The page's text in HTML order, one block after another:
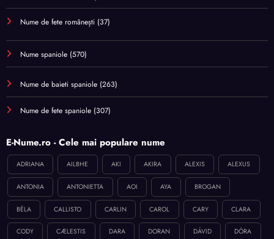
Nume de fete românești (37)
Nume spaniole (570)
Nume de baieti spaniole (263)
Nume de fete spaniole (307)
E-Nume.ro - Cele mai populare nume
ADRIANA AILBHE AKI AKIRA ALEXIS ALEXUS
ANTONIA ANTONIETTA AOI AYA BROGAN
BÉLA CALLISTO CARLIN CAROL CARY CLARA
CODY CÆLESTIS DARA DORAN DÁVID DÓRA